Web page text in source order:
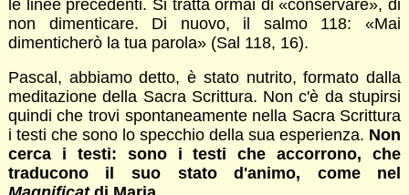
le linee precedenti. Si tratta ormai di «conservare», di
non dimenticare. Di nuovo, il salmo 118: «Mai
dimenticherò la tua parola» (Sal 118, 16).
Pascal, abbiamo detto, è stato nutrito, formato dalla
meditazione della Sacra Scrittura. Non c'è da stupirsi
quindi che trovi spontaneamente nella Sacra Scrittura
i testi che sono lo specchio della sua esperienza. Non
cerca i testi: sono i testi che accorrono, che
traducono il suo stato d'animo, come nel